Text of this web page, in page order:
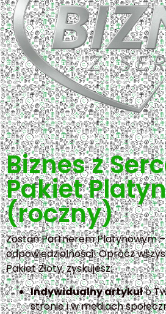
Biznes z
Pakiet
(roczny)
Zostań Partnerem Platynowym
odpowiedzialności! Oprócz
Pakiet Złoty, zyskujesz:
Indywidualny artykuło
stronie i w mediach